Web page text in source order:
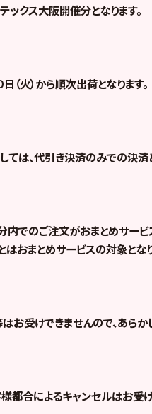
テックス大阪開催分となります。
（火）から順次出荷となります。
は、代引き決済のみでの決済
でのご注文がおまとめサービ
おまとめサービスの対象とな
受けできませんので、あらか
合によるキャンセルはお受け